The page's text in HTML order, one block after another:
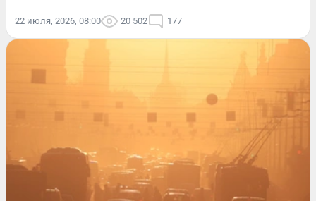
22 июля, 2026, 08:00 20 502 177